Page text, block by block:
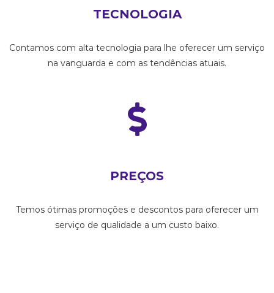
TECNOLOGIA
Contamos com alta tecnologia para lhe oferecer um serviço
na vanguarda e com as tendências atuais.
PREÇOS
Temos ótimas promoções e descontos para oferecer um
serviço de qualidade a um custo baixo.